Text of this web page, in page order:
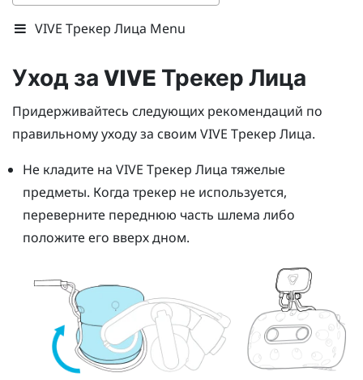
VIVE Трекер Лица Menu
Уход за VIVE Трекер Лица
Придерживайтесь следующих рекомендаций по
правильному уходу за своим VIVE Трекер Лица.
Не кладите на VIVE Трекер Лица тяжелые
предметы. Когда трекер не используется,
переверните переднюю часть шлема либо
положите его вверх дном.